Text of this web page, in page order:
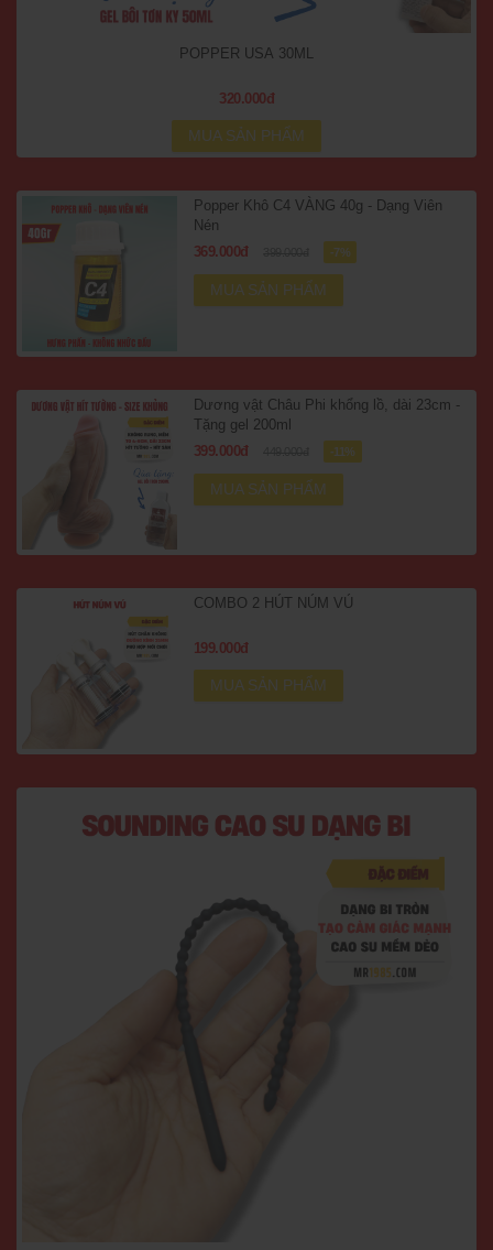
POPPER USA 30ML
320.000đ
MUA SẢN PHẨM
Popper Khô C4 VÀNG 40g - Dạng Viên
Nén
369.000đ
-7%
MUA SẢN PHẨM
Dương vật Châu Phi khổng lồ, dài 23cm -
Tặng gel 200ml
399.000đ
-11%
MUA SẢN PHẨM
COMBO 2 HÚT NÚM VÚ
199.000đ
MUA SẢN PHẨM